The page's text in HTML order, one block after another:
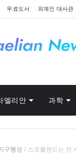
무료도서 외계인 대사관
엘리안 과학
구행성 / 스코틀랜드는 전